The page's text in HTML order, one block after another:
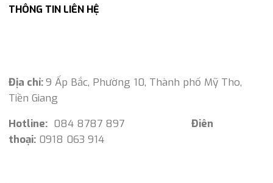
THÔNG TIN LIÊN HỆ
Địa chỉ:9 Ấp Bắc, Phường 10, Thành phố Mỹ Tho,
Tiền Giang
Hotline: 084 8787 897 Điên
thoại: 0918 063 914